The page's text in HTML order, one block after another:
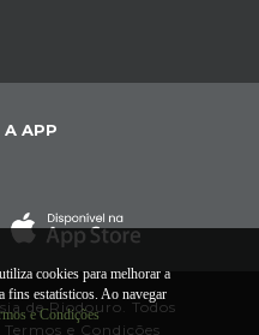
A APP
de Riodouro. Todos
Termos e Condições
cookies para melhorar a
fins estatísticos. Ao navegar
e Condições